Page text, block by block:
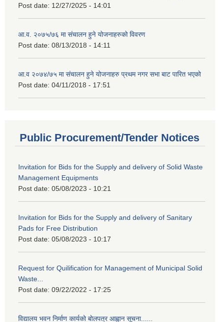
Post date: 12/27/2025 - 14:01
आ.व. २०७५/७६ मा संचालन हुने योजनाहरुको विवरण
Post date: 08/13/2018 - 14:11
आ.व २०७४/७५ मा संचालन हुने योजनाहरु प्रथम नगर सभा बाट पारित भएको
Post date: 04/11/2018 - 17:51
Public Procurement/Tender Notices
Invitation for Bids for the Supply and delivery of Solid Waste
Management Equipments
Post date: 05/08/2023 - 10:21
Invitation for Bids for the Supply and delivery of Sanitary
Pads for Free Distribution
Post date: 05/08/2023 - 10:17
Request for Quilification for Management of Municipal Solid
Waste...
Post date: 09/22/2022 - 17:25
विद्यालय भवन निर्माण कार्यको बोलपत्र आह्वान सूचना......